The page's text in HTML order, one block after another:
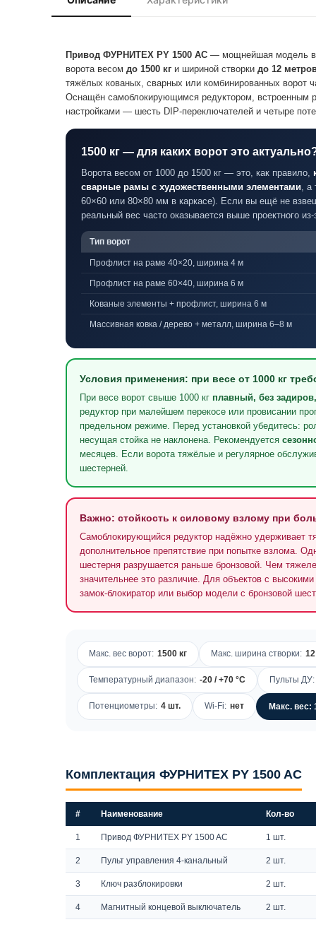
Привод ФУРНИТЕХ PY 1500 AC — мощнейшая модель в
ворота весом до 1500 кг и шириной створки до 12
тяжёлых кованых, сварных или комбинированных ворот
Оснащён самоблокирующимся редуктором, встроенным
настройками — шесть DIP-переключателей и четыре
1500 кг — для каких ворот это
Ворота весом от 1000 до 1500 кг — это, как правило,
сварные рамы с художественными элементами, а
60×60 или 80×80 мм в каркасе). Если вы ещё не
реальный вес часто оказывается выше проектного
Тип ворот
Профлист на раме 40×20, ширина 4 м
Профлист на раме 60×40, ширина 6 м
Кованые элементы + профлист, ширина 6 м
Массивная ковка / дерево + металл, ширина 6–8 м
Условия применения: при весе от 1000 кг
При весе ворот свыше 1000 кг плавный, без
редуктор при малейшем перекосе или провисании
предельном режиме. Перед установкой убедитесь:
несущая стойка не наклонена. Рекомендуется
месяцев. Если ворота тяжёлые и регулярное
шестерней.
Важно: стойкость к силовому взлому при
Самоблокирующийся редуктор надёжно удерживает
дополнительное препятствие при попытке взлома.
шестерня разрушается раньше бронзовой. Чем
значительнее это различие. Для объектов с
замок-блокиратор или выбор модели с бронзовой
Макс. вес ворот: 1500 кг Макс. ширина створки:
Температурный диапазон: -20 / +70 °C Пульты ДУ:
Потенциометры: 4 шт. Wi-Fi: нет Макс. вес:
Комплектация ФУРНИТЕХ PY 1500 AC
# Наименование Кол-во
1 Привод ФУРНИТЕХ PY 1500 AC 1 шт.
2 Пульт управления 4-канальный 2 шт.
3 Ключ разблокировки 2 шт.
4 Магнитный концевой выключатель 2 шт.